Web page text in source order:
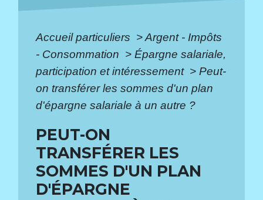
Accueil particuliers >Argent - Impôts
- Consommation > Épargne salariale,
participation et intéressement > Peut-
on transférer les sommes d'un plan
d'épargne salariale à un autre ?
PEUT-ON
TRANSFÉRER LES
SOMMES D'UN PLAN
D'ÉPARGNE